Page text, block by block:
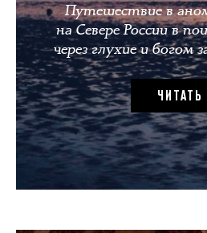
Путешествие в
на Севере России в
через глухие и
ЧИТАТЬ